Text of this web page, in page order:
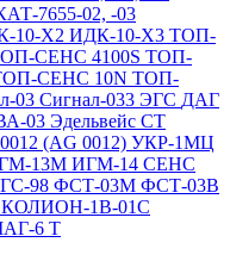
7655-02, -03
10-Х2 ИДК-10-Х3 ТОП-
СЕНС 4100S ТОП-
СЕНС 10N ТОП-
03 Сигнал-033 ЭГС ДАГ
03 Эдельвейс СТ
(AG 0012) УКР-1МЦ
13М ИГМ-14 СЕНС
98 ФСТ-03М ФСТ-03В
КОЛИОН-1В-01С
6 Т